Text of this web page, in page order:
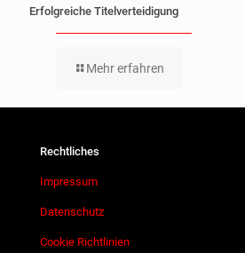
Erfolgreiche Titelverteidigung
Mehr erfahren
Rechtliches
Impressum
Datenschutz
Cookie Richtlinien